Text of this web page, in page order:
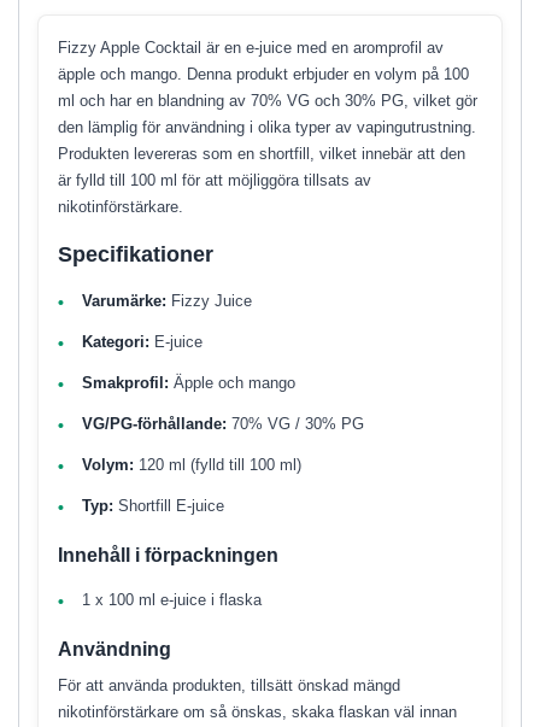
Fizzy Apple Cocktail är en e-juice med en aromprofil av
äpple och mango. Denna produkt erbjuder en volym på 100
ml och har en blandning av 70% VG och 30% PG, vilket gör
den lämplig för användning i olika typer av vapingutrustning.
Produkten levereras som en shortfill, vilket innebär att den
är fylld till 100 ml för att möjliggöra tillsats av
nikotinförstärkare.
Specifikationer
Varumärke: Fizzy Juice
Kategori: E-juice
Smakprofil: Äpple och mango
VG/PG-förhållande: 70% VG / 30% PG
Volym: 120 ml (fylld till 100 ml)
Typ: Shortfill E-juice
Innehåll i förpackningen
1 x 100 ml e-juice i flaska
Användning
För att använda produkten, tillsätt önskad mängd
nikotinförstärkare om så önskas, skaka flaskan väl innan